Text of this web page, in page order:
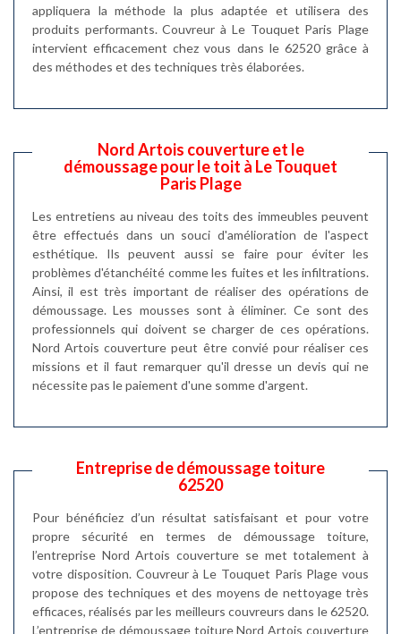
appliquera la méthode la plus adaptée et utilisera des
produits performants. Couvreur à Le Touquet Paris Plage
intervient efficacement chez vous dans le 62520 grâce à
des méthodes et des techniques très élaborées.
Nord Artois couverture et le
démoussage pour le toit à Le Touquet
Paris Plage
Les entretiens au niveau des toits des immeubles peuvent
être effectués dans un souci d'amélioration de l'aspect
esthétique. Ils peuvent aussi se faire pour éviter les
problèmes d'étanchéité comme les fuites et les infiltrations.
Ainsi, il est très important de réaliser des opérations de
démoussage. Les mousses sont à éliminer. Ce sont des
professionnels qui doivent se charger de ces opérations.
Nord Artois couverture peut être convié pour réaliser ces
missions et il faut remarquer qu'il dresse un devis qui ne
nécessite pas le paiement d'une somme d'argent.
Entreprise de démoussage toiture
62520
Pour bénéficiez d’un résultat satisfaisant et pour votre
propre sécurité en termes de démoussage toiture,
l’entreprise Nord Artois couverture se met totalement à
votre disposition. Couvreur à Le Touquet Paris Plage vous
propose des techniques et des moyens de nettoyage très
efficaces, réalisés par les meilleurs couvreurs dans le 62520.
L’entreprise de démoussage toiture Nord Artois couverture